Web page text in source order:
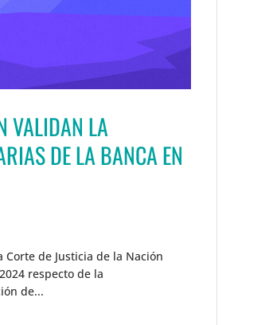
VALIDAN LA
DE LA BANCA EN
Corte de Justicia de la Nación
respecto de la
de...